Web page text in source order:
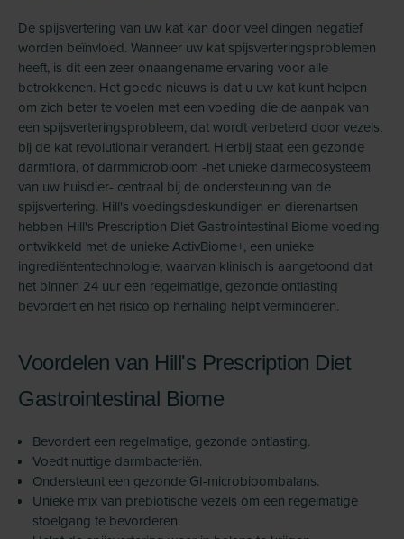
De spijsvertering van uw kat kan door veel dingen negatief
worden beïnvloed. Wanneer uw kat spijsverteringsproblemen
heeft, is dit een zeer onaangename ervaring voor alle
betrokkenen. Het goede nieuws is dat u uw kat kunt helpen
om zich beter te voelen met een voeding die de aanpak van
een spijsverteringsprobleem, dat wordt verbeterd door vezels,
bij de kat revolutionair verandert. Hierbij staat een gezonde
darmflora, of darmmicrobioom -het unieke darmecosysteem
van uw huisdier- centraal bij de ondersteuning van de
spijsvertering. Hill's voedingsdeskundigen en dierenartsen
hebben Hill's Prescription Diet Gastrointestinal Biome voeding
ontwikkeld met de unieke ActivBiome+, een unieke
ingrediëntentechnologie, waarvan klinisch is aangetoond dat
het binnen 24 uur een regelmatige, gezonde ontlasting
bevordert en het risico op herhaling helpt verminderen.
Voordelen van Hill's Prescription Diet
Gastrointestinal Biome
Bevordert een regelmatige, gezonde ontlasting.
Voedt nuttige darmbacteriën.
Ondersteunt een gezonde GI-microbioombalans.
Unieke mix van prebiotische vezels om een regelmatige
stoelgang te bevorderen.